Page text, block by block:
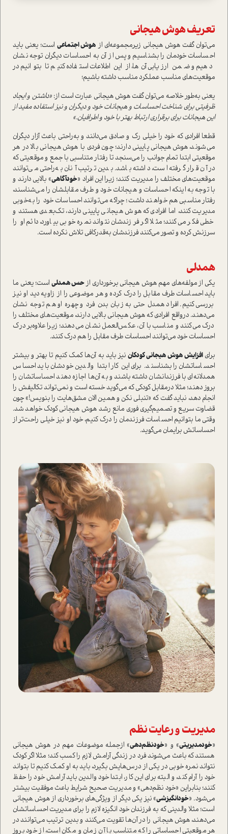
تعريف هوش هيجاني
می‌توان گفت هوش هيجاني زيرمجموعه‌اي از هوش اجتماعي است‌؛ یعنی باید
احساسات خودمان را بشناسيم و پس از آن به احساسات ديگران توجه نشان
دهيم و ضمن ارزیابی آن‌ها، از اين اطلاعات استفاده كنيم تا بتوانيم در
موقعيت‌هاي مناسب عملكرد مناسب داشته باشيم‌؛
یعنی به‌طور خلاصه‌ مي‌توان گفت هوش هيجانی عبارت است از:«داشتن و ایجاد
ظرفیتی براي شناخت احساسات و هيجانات خود و ديگران و نیز استفاده مفید از
اين هيجانات براي برقراري ارتباط بهتر با خود و اطرافیان.»
قطعا افرادي كه خود را خيلي رك و صادق مي‌دانند و به‌راحتي باعث آزار ديگران
مي‌شوند‌، هوش هيجاني پاييني دارند؛ چون فردي‌ با هوش هيجاني بالا در هر
موقعيتي ابتدا تمام‌ جوانب را مي‌سنجد تا رفتار متناسبي با جمع ‌و موقعيتي كه
در آن قرار گرفته است، داشته باشد. بدين ترتيب آنان به‌راحتي‌ مي‌توانند
موقعيت‌هاي مختلف را مديريت ‌كنند؛ زيرا این افراد «خودآگاهي» بالايي دارند و
با توجه به اينكه احساسات و هيجانات خود‌ و طرف مقابلشان را مي‌شناسند،
رفتار مناسبي‌ هم خواهند داشت؛ چراکه مي‌توانند احساسات خود را به‌خوبي
مديريت كنند، ‌اما افرادي كه هوش هيجاني پاييني دارند، تك‌بعدي‌ هستند‌ و
خطي فكر مي‌كنند؛ مثلا اگر فرزندشان نتواند نمره خوبي بياورد، دائم او را
سرزنش کرده و تصور مي‌كنند فرزندشان به‌قدرکافی تلاش نکرده است.
همدلي
يكي از مولفه‌هاي مهم هوش هيجاني برخوردار‌ی ازحس همدلي است؛ ‌يعني ما
باید احساسات طرف مقابل را درك كرده و هر موضوعي را از زاويه ديد او ‌نيز
بررسي‌ كنيم. افراد همدل حتي به زبان بدن فرد‌ و چهره او هم توجه نشان
مي‌دهند‌. در‌واقع افرادي كه هوش هيجاني بالايي دارند، موقعيت‌هاي مختلف را
درك مي‌كنند و مناسب با آن، عكس‌العمل نشان مي‌دهند‌؛ زيرا علاوه‌بر درك
احساسات خود مي‌توانند احساسات طرف مقابل را هم درك كنند‌.
براي افزايش هوش هيجاني كودكان‌ نيز بايد به آن‌ها كمك كنيم تا‌ بهتر و بيشتر
احساساتشان را بشناسند. براي‌ اين كار ابتدا والدين خودشان بايد احساس‌
همدلانه‌اي‌ با فرزندانشان داشته باشند و به آن‌ها اجازه دهند احساساتشان را
بروز دهند؛ مثلا درمقابل كودكي كه مي‌گويد خسته است و نمي‌تواند تكاليفش را
انجام دهد، نبايد گفت که «تنبلي نكن‌ و همين الان مشق‌هایت را بنويس!» چون
قضاوت سریع و تصمیم‌گیری فوری مانع رشد هوش هیجانی کودک خواهد شد.
وقتي ما‌ بتوانيم احساسات فرزند‌مان‌ را درك كنيم، خود او‌ نيز خيلي راحت‌تر از
احساساتش برايمان مي‌گويد.
مديريت و رعايت نظم
«خودمديريتي» و «خودنظم‌دهي» ازجمله موضوعات‌ مهم در هوش هيجاني
هستند ‌كه باعث مي‌شوند فرد در زندگی آرامش لازم را کسب کند؛ ‌مثلا اگر كودك
نتواند نمره خوبي در يكي از درس‌هايش بگيرد، بايد به او كمك كنيم تا بتواند
خود را آرام كند، و البته برای این کار، ابتدا خود والدين بايد آرامش خود را حفظ
کنند؛ بنابراین «خود نظم‌دهي» و مديريت صحيح شرايط باعث‌ موفقيت بيشتر
مي‌شود‌. «خودانگيزشي» نيز يكي دیگر از ويژگي‌هاي برخورداری از هوش هيجاني
است؛ مثلا والديني كه به فرزندان خود انگيزه لازم را براي مديريت احساساتشان
مي‌دهند، هوش هيجاني را در آن‌ها تقویت می‌کنند و بدين ترتيب مي‌توانند در
هر موقعيتي احساساتي را كه متناسب با آن‌ زمان و مكان است، از خو‌د بروز